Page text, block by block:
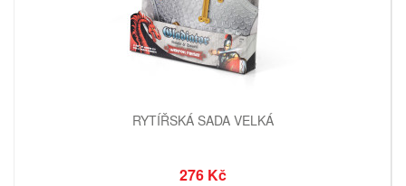
RYTÍŘSKÁ SADA VELKÁ
276 Kč